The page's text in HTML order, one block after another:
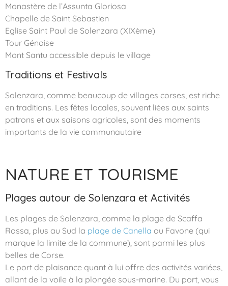
Monastère de l’Assunta Gloriosa
Chapelle de Saint Sebastien
Eglise Saint Paul de Solenzara (XIXème)
Tour Génoise
Mont Santu accessible depuis le village
Traditions et Festivals
Solenzara, comme beaucoup de villages corses, est riche
en traditions. Les fêtes locales, souvent liées aux saints
patrons et aux saisons agricoles, sont des moments
importants de la vie communautaire
NATURE ET TOURISME
Plages autour de Solenzara et Activités
Les plages de Solenzara, comme la plage de Scaffa
Rossa, plus au Sud la plage de Canella ou Favone (qui
marque la limite de la commune), sont parmi les plus
belles de Corse.
Le port de plaisance quant à lui offre des activités variées,
allant de la voile à la plongée sous-marine. Du port, vous